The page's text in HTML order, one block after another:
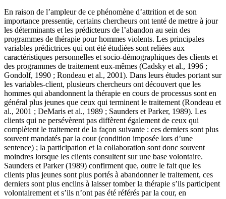
En raison de l’ampleur de ce phénomène d’attrition et de son
importance pressentie, certains chercheurs ont tenté de mettre à jour
les déterminants et les prédicteurs de l’abandon au sein des
programmes de thérapie pour hommes violents. Les principales
variables prédictrices qui ont été étudiées sont reliées aux
caractéristiques personnelles et socio-démographiques des clients et
des programmes de traitement eux-mêmes (Cadsky et al., 1996 ;
Gondolf, 1990 ; Rondeau et al., 2001). Dans leurs études portant sur
les variables-client, plusieurs chercheurs ont découvert que les
hommes qui abandonnent la thérapie en cours de processus sont en
général plus jeunes que ceux qui terminent le traitement (Rondeau et
al., 2001 ; DeMaris et al., 1989 ; Saunders et Parker, 1989). Les
clients qui ne persévèrent pas diffèrent également de ceux qui
complètent le traitement de la façon suivante : ces derniers sont plus
souvent mandatés par la cour (condition imposée lors d’une
sentence) ; la participation et la collaboration sont donc souvent
moindres lorsque les clients consultent sur une base volontaire.
Saunders et Parker (1989) confirment que, outre le fait que les
clients plus jeunes sont plus portés à abandonner le traitement, ces
derniers sont plus enclins à laisser tomber la thérapie s’ils participent
volontairement et s’ils n’ont pas été référés par la cour, en